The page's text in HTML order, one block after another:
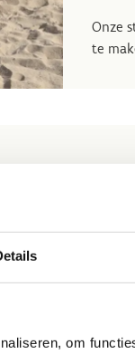
om
Onze
te
welkom, zolang
en aan de leiband
genieten van het